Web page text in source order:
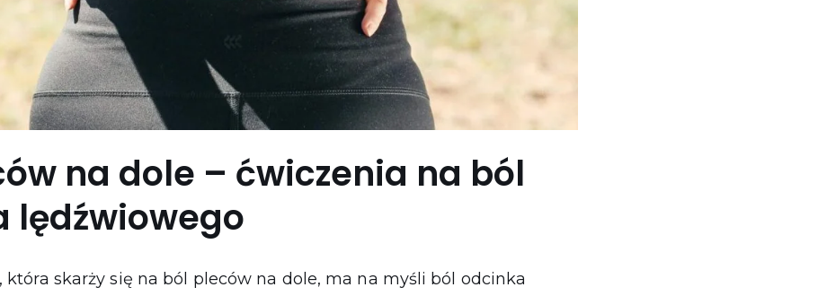
na dole – ćwiczenia na ból
lędźwiowego
która skarży się na ból pleców na dole, ma na myśli ból odcinka